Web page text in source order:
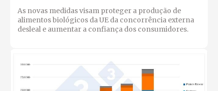
As novas medidas visam proteger a produção de
alimentos biológicos da UE da concorrência externa
desleal e aumentar a confiança dos consumidores.